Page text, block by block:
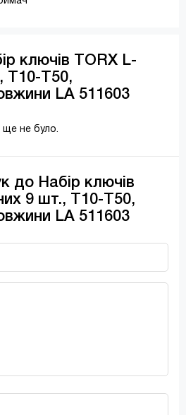
ключів TORX L-
T10-T50,
LA 511603
ще не було.
до Набір ключів
9 шт., T10-T50,
LA 511603